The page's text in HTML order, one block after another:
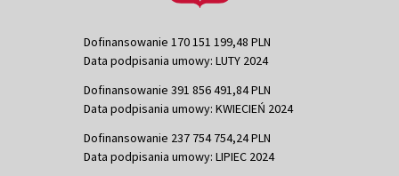
Dofinansowanie 170 151 199,48 PLN
Data podpisania umowy: LUTY 2024
Dofinansowanie 391 856 491,84 PLN
Data podpisania umowy: KWIECIEŃ 2024
Dofinansowanie 237 754 754,24 PLN
Data podpisania umowy: LIPIEC 2024